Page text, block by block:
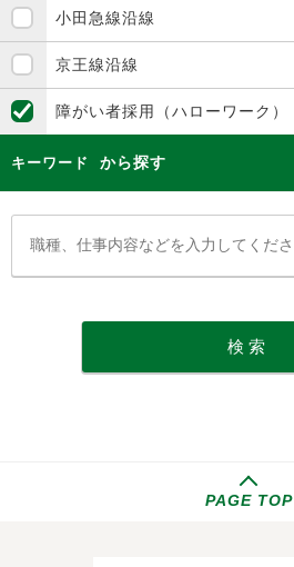
小田急線沿線
京王線沿線
障がい者採用（ハローワーク）
キーワード から探す
PAGE TOP